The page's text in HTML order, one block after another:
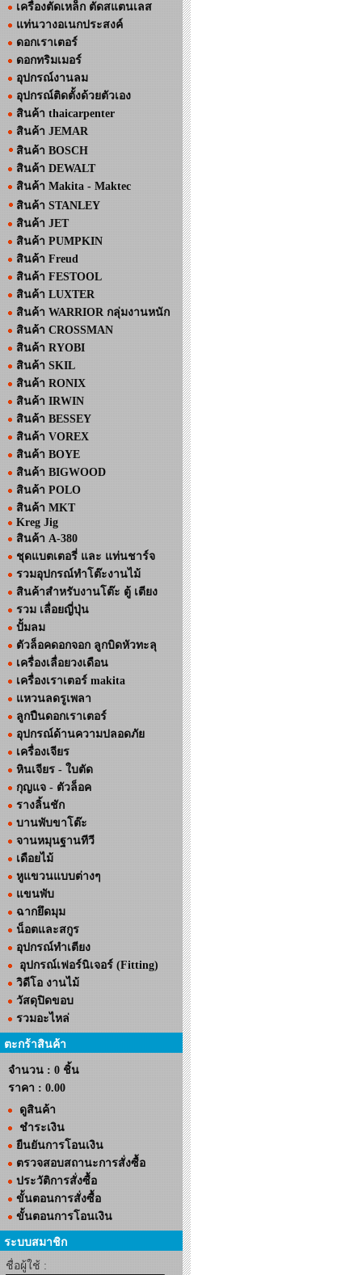
เครื่องตัดเหล็ก ตัดสแตนเลส
แท่นวางอเนกประสงค์
ดอกเราเตอร์
ดอกทริมเมอร์
อุปกรณ์งานลม
อุปกรณ์ติดตั้งด้วยตัวเอง
สินค้า thaicarpenter
สินค้า JEMAR
สินค้า BOSCH
สินค้า DEWALT
สินค้า Makita - Maktec
สินค้า STANLEY
สินค้า JET
สินค้า PUMPKIN
สินค้า Freud
สินค้า FESTOOL
สินค้า LUXTER
สินค้า WARRIOR กลุ่มงานหนัก
สินค้า CROSSMAN
สินค้า RYOBI
สินค้า SKIL
สินค้า RONIX
สินค้า IRWIN
สินค้า BESSEY
สินค้า VOREX
สินค้า BOYE
สินค้า BIGWOOD
สินค้า POLO
สินค้า MKT
Kreg Jig
สินค้า A-380
ชุดแบตเตอรี่ และ แท่นชาร์จ
รวมอุปกรณ์ทำโต๊ะงานไม้
สินค้าสำหรับงานโต๊ะ ตู้ เตียง
รวม เลื่อยญี่ปุ่น
ปั้มลม
ตัวล็อคดอกจอก ลูกบิดหัวทะลุ
เครื่องเลื่อยวงเดือน
เครื่องเราเตอร์ makita
แหวนลดรูเพลา
ลูกปืนดอกเราเตอร์
อุปกรณ์ด้านความปลอดภัย
เครื่องเจียร
หินเจียร - ใบตัด
กุญแจ - ตัวล็อค
รางลิ้นชัก
บานพับขาโต๊ะ
จานหมุนฐานทีวี
เดือยไม้
หูแขวนแบบต่างๆ
แขนพับ
ฉากยึดมุม
น็อตและสกูร
อุปกรณ์ทำเตียง
อุปกรณ์เฟอร์นิเจอร์ (Fitting)
วิดีโอ งานไม้
วัสดุปิดขอบ
รวมอะไหล่
ตะกร้าสินค้า
จำนวน : 0 ชิ้น
ราคา : 0.00
ดูสินค้า
ชำระเงิน
ยืนยันการโอนเงิน
ตรวจสอบสถานะการสั่งซื้อ
ประวัติการสั่งซื้อ
ขั้นตอนการสั่งซื้อ
ขั้นตอนการโอนเงิน
ระบบสมาชิก
ชื่อผู้ใช้ :